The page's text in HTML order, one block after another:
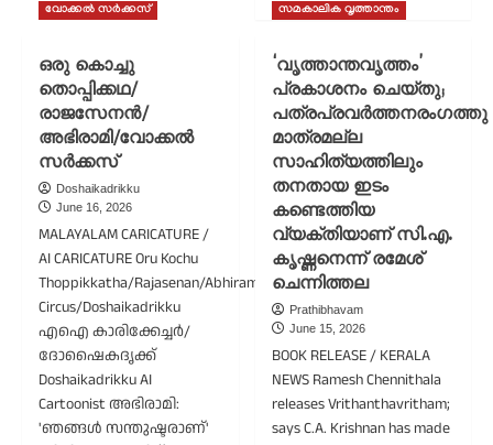
more
പെറ്റ
സോദരനും
സോദരിമാരും/
വട്ടിയൂർക്കാവ്
അജിത്
ഓൾ
കേരള
മെന്‍സ്
അസോസിയേഷന്‍/
കുഞ്ഞമ്മാവൻ/
കാർട്ടൂൺ
വോക്കൽ സർക്കസ്
ഒരു കൊച്ചു
തൊപ്പിക്കഥ/
രാജസേനൻ/
അഭിരാമി/വോക്കൽ
സർക്കസ്
Doshaikadrikku
June 16, 2026
MALAYALAM CARICATURE /
AI CARICATURE Oru Kochu
Thoppikkatha/Rajasenan/Abhirami//Vocal
Circus/Doshaikadrikku
എഐ കാരിക്കേച്ചർ/
ദോഷൈകദൃക്ക്
Doshaikadrikku AI
Cartoonist അഭിരാമി:
'ഞങ്ങൾ സന്തുഷ്ടരാണ്'
സമകാലിക വൃത്താന്തം
‘വൃത്താന്തവൃത്തം’
പ്രകാശനം ചെയ്തു;
പത്രപ്രവർത്തനരംഗത്തു
മാത്രമല്ല
സാഹിത്യത്തിലും
തനതായ ഇടം
കണ്ടെത്തിയ
വ്യക്തിയാണ് സി.എ.
കൃഷ്ണനെന്ന് രമേശ്
ചെന്നിത്തല
Prathibhavam
June 15, 2026
BOOK RELEASE / KERALA
NEWS Ramesh Chennithala
releases Vrithanthavritham;
says C.A. Krishnan has made